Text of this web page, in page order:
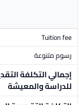
Tuition fee
رسوم متنوعة
إجمالي التكلفة
للدراسة والمعيشة